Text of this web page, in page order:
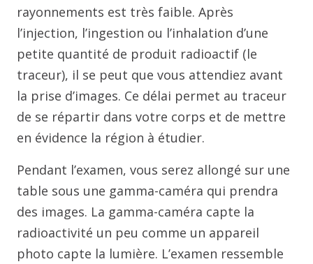
rayonnements est très faible. Après
l’injection, l’ingestion ou l’inhalation d’une
petite quantité de produit radioactif (le
traceur), il se peut que vous attendiez avant
la prise d’images. Ce délai permet au traceur
de se répartir dans votre corps et de mettre
en évidence la région à étudier.
Pendant l’examen, vous serez allongé sur une
table sous une gamma-caméra qui prendra
des images. La gamma-caméra capte la
radioactivité un peu comme un appareil
photo capte la lumière. L’examen ressemble